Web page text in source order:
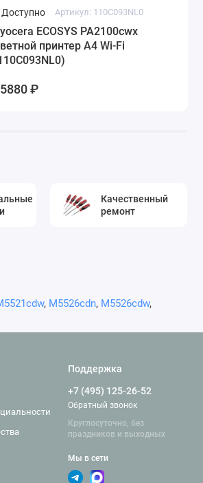
Доступно Артикул: 110C093NL0
ECOSYS PA2100cwx
принтер A4 Wi-Fi
₽
Качественный
ремонт
, M5526cdn, M5526cdw,
Поддержка
+7 (495) 125-26-52
Обратный звонок
Круглосуточно, без
праздников и выходных
Мы в сети